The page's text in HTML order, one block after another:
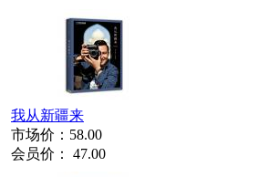
我从新疆来
市场价： 58.00
会员价： 47.00